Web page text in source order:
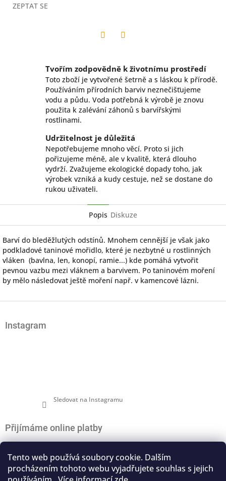
Tento web používá soubory cookie. Dalším
procházením tohoto webu vyjadřujete souhlas s jejich
ZEPTAT SE
Tvořím zodpovědně k životnímu prostředí
Toto zboží je vytvořené šetrně a s láskou k přírodě.
Používáním přírodních barviv neznečišťujeme
vodu a půdu. Voda potřebná k výrobě je znovu
použita k zalévání záhonů s barvířskými
rostlinami.
Udržitelnost je důležitá
Nepotřebujeme mnoho věcí. Proto si jich
pořizujeme méně, ale v kvalitě, která dlouho
vydrží. Zvažujeme ekologické dopady toho, jak
výrobek vzniká a kudy cestuje, než se dostane do
rukou uživateli.
Popis Diskuze
Barví do bleděžlutých odstínů. Mnohem cennější je však jako
podkladové taninové mořidlo, které je nezbytné u rostlinných
vláken (bavlna, len, konopí, ramie...) kde pomáhá vytvořit
pevnou vazbu mezi vláknem a barvivem. Po taninovém moření
by mělo následovat ještě moření např. v kamencové lázni.
Instagram
Sledovat na Instagramu
Přijímáme online platby